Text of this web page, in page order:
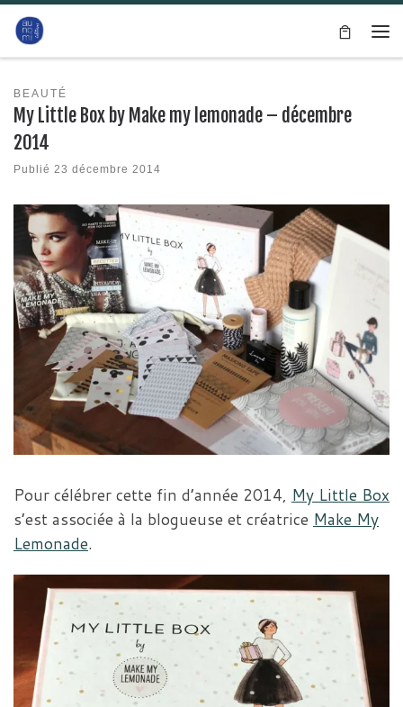
Passer au contenu
BEAUTÉ
My Little Box by Make my lemonade – décembre
2014
Publié 23 décembre 2014
Pour célébrer cette fin d’année 2014, My Little Box
s’est associée à la blogueuse et créatrice Make My
Lemonade.